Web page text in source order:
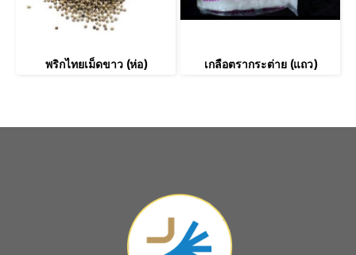
พริกไทยเม็ดขาว (ห่อ) เกลือตรากระต่าย (แถว)